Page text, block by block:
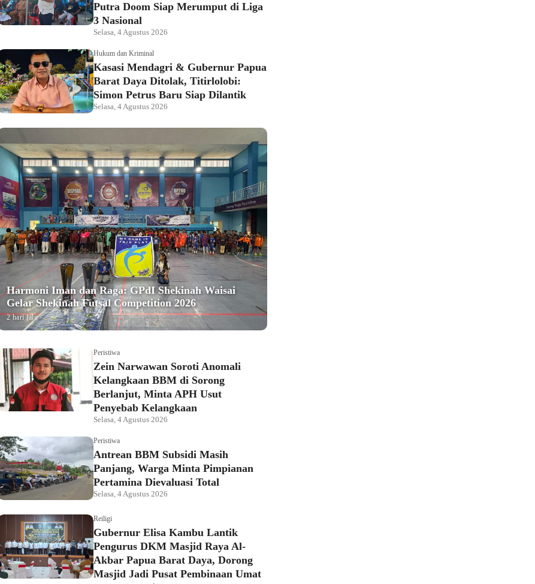
Putra Doom Siap Merumput di Liga
3 Nasional
Selasa, 4 Agustus 2026
Hukum dan Kriminal
Kasasi Mendagri & Gubernur Papua
Barat Daya Ditolak, Titirlolobi:
Simon Petrus Baru Siap Dilantik
Selasa, 4 Agustus 2026
Harmoni Iman dan Raga: GPdI Shekinah Waisai
Gelar Shekinah Futsal Competition 2026
2 hari lalu
Peristiwa
Zein Narwawan Soroti Anomali
Kelangkaan BBM di Sorong
Berlanjut, Minta APH Usut
Penyebab Kelangkaan
Selasa, 4 Agustus 2026
Peristiwa
Antrean BBM Subsidi Masih
Panjang, Warga Minta Pimpianan
Pertamina Dievaluasi Total
Selasa, 4 Agustus 2026
Reiligi
Gubernur Elisa Kambu Lantik
Pengurus DKM Masjid Raya Al-
Akbar Papua Barat Daya, Dorong
Masjid Jadi Pusat Pembinaan Umat